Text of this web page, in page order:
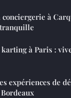
conciergerie à
à Paris :
expériences de